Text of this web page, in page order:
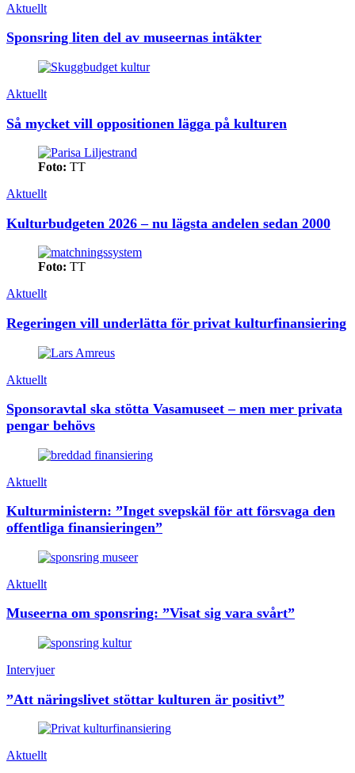
Aktuellt
Sponsring liten del av museernas intäkter
Aktuellt
Så mycket vill oppositionen lägga på kulturen
Foto: TT
Aktuellt
Kulturbudgeten 2026 – nu lägsta andelen sedan 2000
Foto: TT
Aktuellt
Regeringen vill underlätta för privat kulturfinansiering
Aktuellt
Sponsoravtal ska stötta Vasamuseet – men mer privata
pengar behövs
Aktuellt
Kulturministern: ”Inget svepskäl för att försvaga den
offentliga finansieringen”
Aktuellt
Museerna om sponsring: ”Visat sig vara svårt”
Intervjuer
”Att näringslivet stöttar kulturen är positivt”
Aktuellt